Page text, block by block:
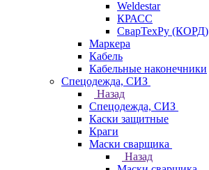
Weldestar
КРАСС
СварТехРу (КОРД)
Маркера
Кабель
Кабельные наконечники
Спецодежда, СИЗ
Назад
Спецодежда, СИЗ
Каски защитные
Краги
Маски сварщика
Назад